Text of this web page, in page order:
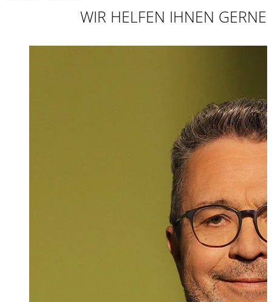
WIR HELFEN IHNEN GERNE